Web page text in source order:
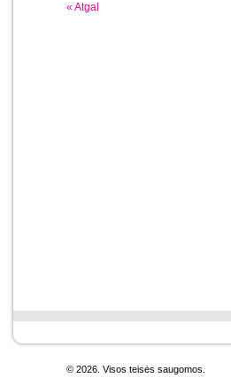
« Atgal
© 2026. Visos teisės saugomos.